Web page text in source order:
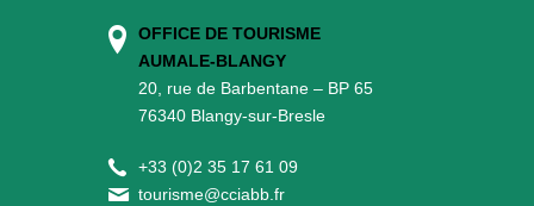
OFFICE DE TOURISME
AUMALE-BLANGY
20, rue de Barbentane – BP 65
76340 Blangy-sur-Bresle
+33 (0)2 35 17 61 09
tourisme@cciabb.fr